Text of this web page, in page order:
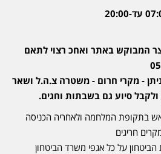
המבוקש באתר ואחכ רצוי לתאם
- מקרי חרום - משטרה צ.ה.ל ושאר
ולקבל סיוע גם בשבתות וחגים.
בתקופת המלחמה ולאחריה הכניסה
חריגים
הביטחון על כל אגפי משרד הביטחון